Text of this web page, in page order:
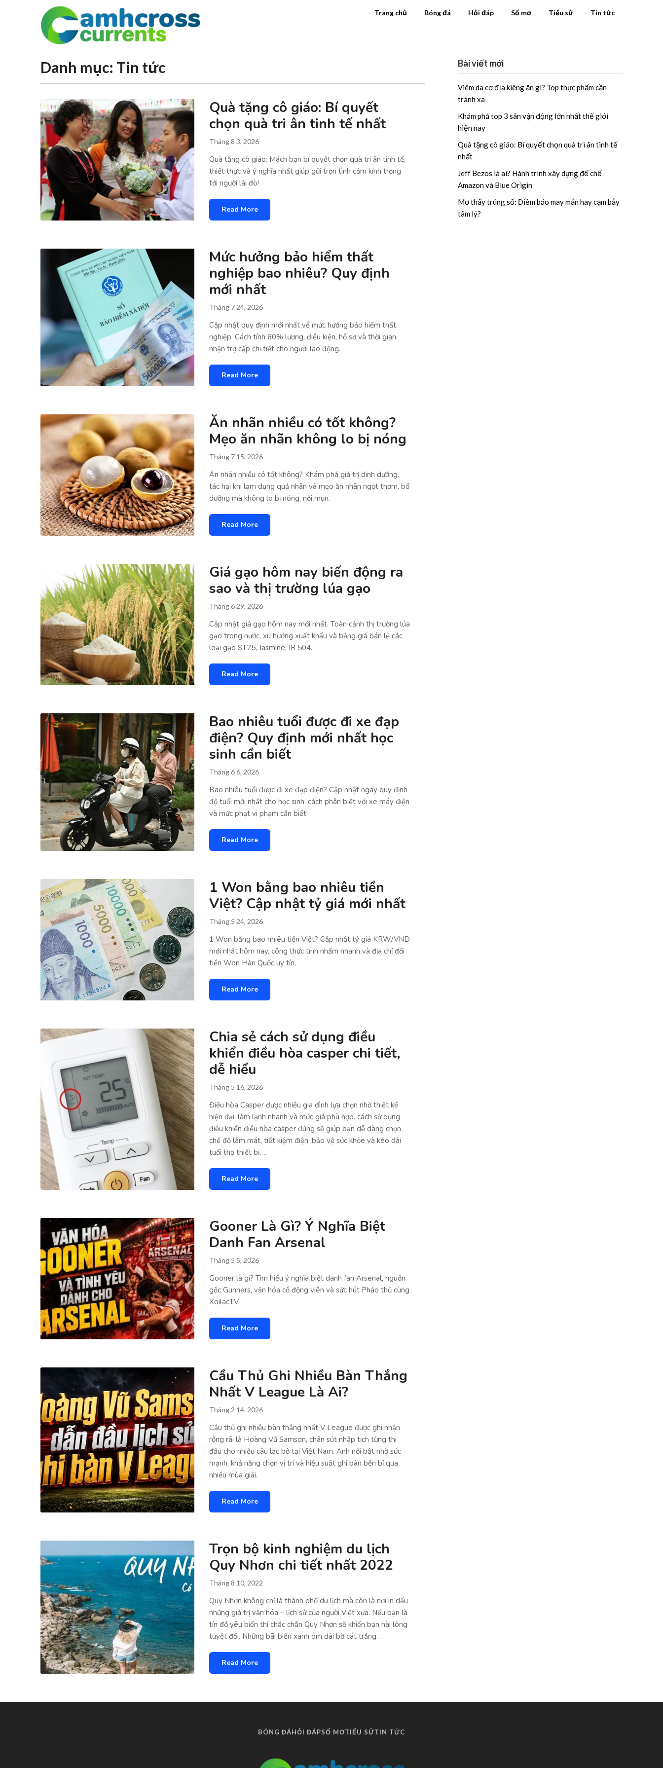
Trang chủ Bóng đá Hỏi đáp Sổ mơ Tiểu sử Tin tức
Danh mục: Tin tức
Quà tặng cô giáo: Bí quyết
chọn quà tri ân tinh tế nhất
Tháng 8 3, 2026
Quà tặng cô giáo: Mách bạn bí quyết chọn quà tri ân tinh tế,
thiết thực và ý nghĩa nhất giúp gửi trọn tình cảm kính trọng
tới người lái đò!
Read More
Mức hưởng bảo hiểm thất
nghiệp bao nhiêu? Quy định
mới nhất
Tháng 7 24, 2026
Cập nhật quy định mới nhất về mức hưởng bảo hiểm thất
nghiệp: Cách tính 60% lương, điều kiện, hồ sơ và thời gian
nhận trợ cấp chi tiết cho người lao động.
Read More
Ăn nhãn nhiều có tốt không?
Mẹo ăn nhãn không lo bị nóng
Tháng 7 15, 2026
Ăn nhãn nhiều có tốt không? Khám phá giá trị dinh dưỡng,
tác hại khi lạm dụng quả nhãn và mẹo ăn nhãn ngọt thơm, bổ
dưỡng mà không lo bị nóng, nổi mụn.
Read More
Giá gạo hôm nay biến động ra
sao và thị trường lúa gạo
Tháng 6 29, 2026
Cập nhật giá gạo hôm nay mới nhất. Toàn cảnh thị trường lúa
gạo trong nước, xu hướng xuất khẩu và bảng giá bán lẻ các
loại gạo ST25, Jasmine, IR 504.
Read More
Bao nhiêu tuổi được đi xe đạp
điện? Quy định mới nhất học
sinh cần biết
Tháng 6 6, 2026
Bao nhiêu tuổi được đi xe đạp điện? Cập nhật ngay quy định
độ tuổi mới nhất cho học sinh, cách phân biệt với xe máy điện
và mức phạt vi phạm cần biết!
Read More
1 Won bằng bao nhiêu tiền
Việt? Cập nhật tỷ giá mới nhất
Tháng 5 24, 2026
1 Won bằng bao nhiêu tiền Việt? Cập nhật tỷ giá KRW/VND
mới nhất hôm nay, công thức tính nhẩm nhanh và địa chỉ đổi
tiền Won Hàn Quốc uy tín,
Read More
Chia sẻ cách sử dụng điều
khiển điều hòa casper chi tiết,
dễ hiểu
Tháng 5 16, 2026
Điều hòa Casper được nhiều gia đình lựa chọn nhờ thiết kế
hiện đại, làm lạnh nhanh và mức giá phù hợp. cách sử dụng
điều khiển điều hòa casper đúng sẽ giúp bạn dễ dàng chọn
chế độ làm mát, tiết kiệm điện, bảo vệ sức khỏe và kéo dài
tuổi thọ thiết bị….
Read More
Gooner Là Gì? Ý Nghĩa Biệt
Danh Fan Arsenal
Tháng 5 5, 2026
Gooner là gì? Tìm hiểu ý nghĩa biệt danh fan Arsenal, nguồn
gốc Gunners, văn hóa cổ động viên và sức hút Pháo thủ cùng
XoilacTV.
Read More
Cầu Thủ Ghi Nhiều Bàn Thắng
Nhất V League Là Ai?
Tháng 2 14, 2026
Cầu thủ ghi nhiều bàn thắng nhất V League được ghi nhận
rộng rãi là Hoàng Vũ Samson, chân sút nhập tịch từng thi
đấu cho nhiều câu lạc bộ tại Việt Nam. Anh nổi bật nhờ sức
mạnh, khả năng chọn vị trí và hiệu suất ghi bàn bền bỉ qua
nhiều mùa giải.
Read More
Trọn bộ kinh nghiệm du lịch
Quy Nhơn chi tiết nhất 2022
Tháng 8 10, 2022
Quy Nhơn không chỉ là thành phố du lịch mà còn là nơi in dấu
những giá trị văn hóa – lịch sử của người Việt xưa. Nếu bạn là
tín đồ yêu biển thì chắc chắn Quy Nhơn sẽ khiến bạn hài lòng
tuyệt đối. Những bãi biển xanh ôm dài bờ cát trắng…
Read More
Bài viết mới
Viêm da cơ địa kiêng ăn gì? Top thực phẩm cần
tránh xa
Khám phá top 3 sân vận động lớn nhất thế giới
hiện nay
Quà tặng cô giáo: Bí quyết chọn quà tri ân tinh tế
nhất
Jeff Bezos là ai? Hành trình xây dựng đế chế
Amazon và Blue Origin
Mơ thấy trúng số: Điềm báo may mắn hay cạm bẫy
tâm lý?
BÓNG ĐÁHỎI ĐÁPSỔ MƠTIỂU SỬTIN TỨC